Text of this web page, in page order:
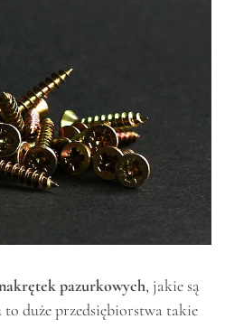
pazurkowych, jakie są
to duże przedsiębiorstwa takie